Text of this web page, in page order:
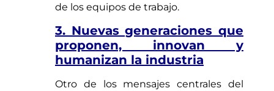
de los equipos de trabajo.
3. Nuevas generaciones que
proponen, innovan y
humanizan la industria
Otro de los mensajes centrales del